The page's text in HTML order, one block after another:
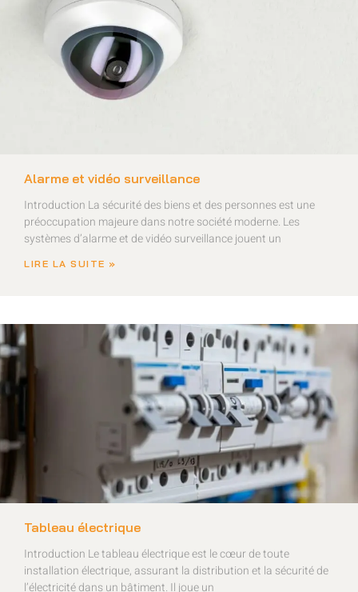
Alarme et vidéo surveillance
Introduction La sécurité des biens et des personnes est une
préoccupation majeure dans notre société moderne. Les
systèmes d’alarme et de vidéo surveillance jouent un
LIRE LA SUITE »
Tableau électrique
Introduction Le tableau électrique est le cœur de toute
installation électrique, assurant la distribution et la sécurité de
l’électricité dans un bâtiment. Il joue un